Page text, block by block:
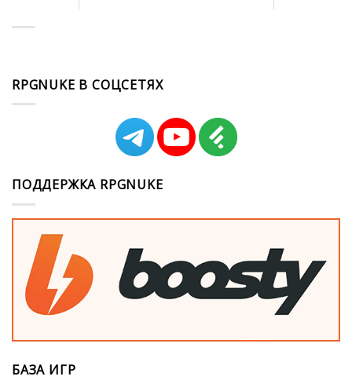
RPGNUKE В СОЦСЕТЯХ
ПОДДЕРЖКА RPGNUKE
БАЗА ИГР